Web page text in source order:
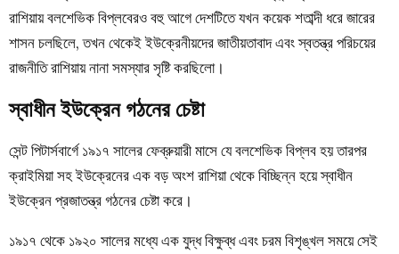
রাশিয়ায় বলশেভিক বিপ্লবেরও বহু আগে দেশটিতে যখন কয়েক শতাব্দী ধরে জারের
শাসন চলছিলে, তখন থেকেই ইউক্রেনীয়দের জাতীয়তাবাদ এবং স্বতন্ত্র পরিচয়ের
রাজনীতি রাশিয়ায় নানা সমস্যার সৃষ্টি করছিলো।
স্বাধীন ইউক্রেন গঠনের চেষ্টা
সেন্ট পিটার্সবার্গে ১৯১৭ সালের ফেব্রুয়ারী মাসে যে বলশেভিক বিপ্লব হয় তারপর
ক্রাইমিয়া সহ ইউক্রেনের এক বড় অংশ রাশিয়া থেকে বিচ্ছিন্ন হয়ে স্বাধীন
ইউক্রেন প্রজাতন্ত্র গঠনের চেষ্টা করে।
১৯১৭ থেকে ১৯২০ সালের মধ্যে একযুদ্ধবিক্ষুব্ধ এবং চরম বিশৃঙ্খল সময়ে সেই